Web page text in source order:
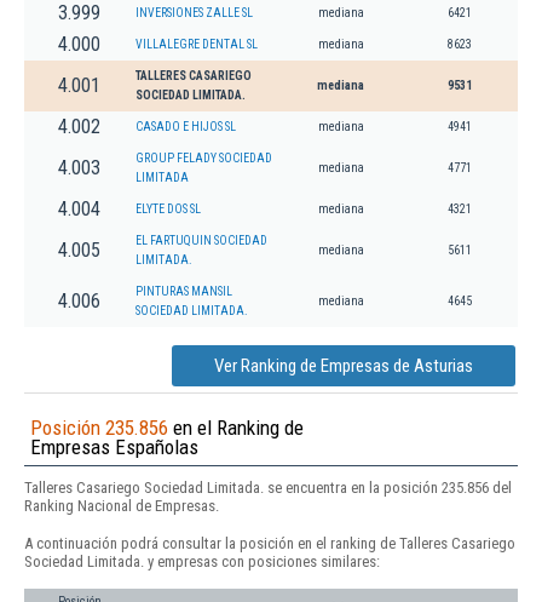
3.999 INVERSIONES ZALLE SL mediana 6421
4.000 VILLALEGRE DENTAL SL mediana 8623
4.001
TALLERES CASARIEGO
SOCIEDAD LIMITADA.
mediana 9531
4.002 CASADO E HIJOS SL mediana 4941
4.003
GROUP FELADY SOCIEDAD
LIMITADA
mediana 4771
4.004 ELYTE DOS SL mediana 4321
4.005
EL FARTUQUIN SOCIEDAD
LIMITADA.
mediana 5611
4.006
PINTURAS MANSIL
SOCIEDAD LIMITADA.
mediana 4645
Ver Ranking de Empresas de Asturias
Posición 235.856 en el Ranking de
Empresas Españolas
Talleres Casariego Sociedad Limitada. se encuentra en la posición 235.856 del
Ranking Nacional de Empresas.
A continuación podrá consultar la posición en el ranking de Talleres Casariego
Sociedad Limitada. y empresas con posiciones similares: